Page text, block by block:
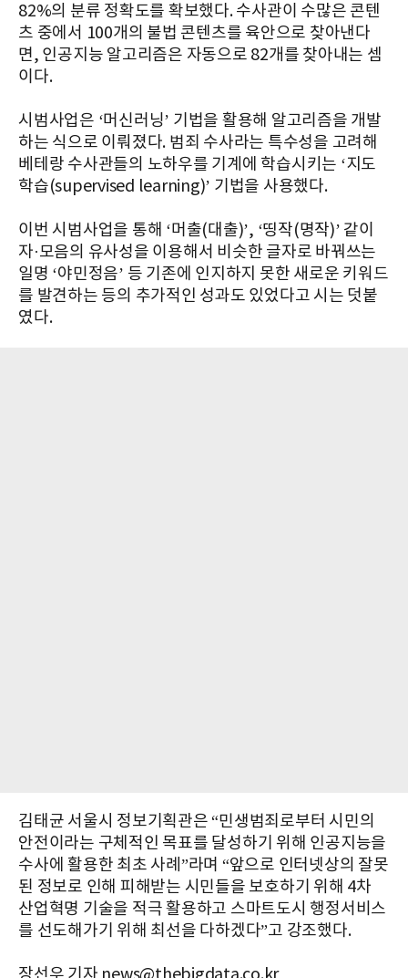
82%의 분류 정확도를 확보했다. 수사관이 수많은 콘텐
츠 중에서 100개의 불법 콘텐츠를 육안으로 찾아낸다
면, 인공지능 알고리즘은 자동으로 82개를 찾아내는 셈
이다.
시범사업은 ‘머신러닝’ 기법을 활용해 알고리즘을 개발
하는 식으로 이뤄졌다. 범죄 수사라는 특수성을 고려해
베테랑 수사관들의 노하우를 기계에 학습시키는 ‘지도
학습(supervised learning)’ 기법을 사용했다.
이번 시범사업을 통해 ‘머출(대출)’, ‘띵작(명작)’ 같이
자·모음의 유사성을 이용해서 비슷한 글자로 바꿔쓰는
일명 ‘야민정음’ 등 기존에 인지하지 못한 새로운 키워드
를 발견하는 등의 추가적인 성과도 있었다고 시는 덧붙
였다.
김태균 서울시 정보기획관은 “민생범죄로부터 시민의
안전이라는 구체적인 목표를 달성하기 위해 인공지능을
수사에 활용한 최초 사례”라며 “앞으로 인터넷상의 잘못
된 정보로 인해 피해받는 시민들을 보호하기 위해 4차
산업혁명 기술을 적극 활용하고 스마트도시 행정서비스
를 선도해가기 위해 최선을 다하겠다”고 강조했다.